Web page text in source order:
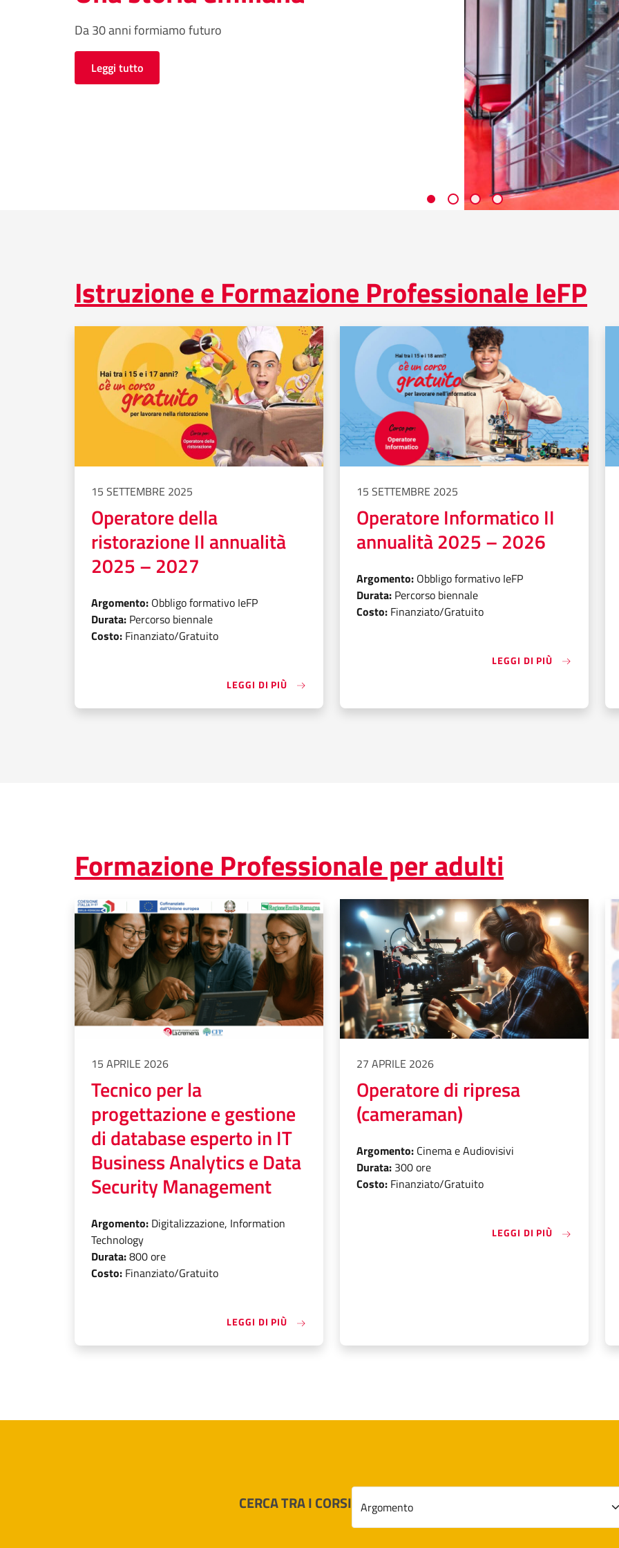
Da 30 anni formiamo futuro
Leggi tutto
Istruzione e Formazione Professionale IeFP
15 SETTEMBRE 2025
Operatore della
ristorazione II annualità
2025 – 2027
Argomento: Obbligo formativo IeFP
Durata: Percorso biennale
Costo: Finanziato/Gratuito
LEGGI DI PIÙ «OPERATORE DELLA RISTORAZIONE II ANNUALITÀ 2025 – 2027»
15 SETTEMBRE 2025
Operatore Informatico II
annualità 2025 – 2026
Argomento: Obbligo formativo IeFP
Durata: Percorso biennale
Costo: Finanziato/Gratuito
LEGGI DI PIÙ
Formazione Professionale per adulti
15 APRILE 2026
Tecnico per la
progettazione e gestione
di database esperto in IT
Business Analytics e Data
Security Management
Argomento: Digitalizzazione, Information
Technology
Durata:800 ore
Costo: Finanziato/Gratuito
LEGGI DI PIÙ «TECNICO PER LA PROGETTAZIONE E GESTIONE DI DATABASE
27 APRILE 2026
Operatore di ripresa
(cameraman)
Argomento: Cinema e Audiovisivi
Durata: 300 ore
Costo: Finanziato/Gratuito
LEGGI DI PIÙ
CERCA TRA I CORSIScegliere un argomento